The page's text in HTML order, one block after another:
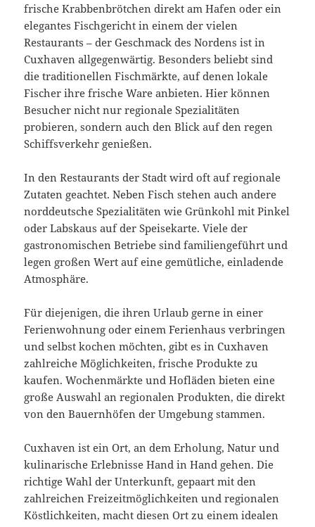
frische Krabbenbrötchen direkt am Hafen oder ein
elegantes Fischgericht in einem der vielen
Restaurants – der Geschmack des Nordens ist in
Cuxhaven allgegenwärtig. Besonders beliebt sind
die traditionellen Fischmärkte, auf denen lokale
Fischer ihre frische Ware anbieten. Hier können
Besucher nicht nur regionale Spezialitäten
probieren, sondern auch den Blick auf den regen
Schiffsverkehr genießen.
In den Restaurants der Stadt wird oft auf regionale
Zutaten geachtet. Neben Fisch stehen auch andere
norddeutsche Spezialitäten wie Grünkohl mit Pinkel
oder Labskaus auf der Speisekarte. Viele der
gastronomischen Betriebe sind familiengeführt und
legen großen Wert auf eine gemütliche, einladende
Atmosphäre.
Für diejenigen, die ihren Urlaub gerne in einer
Ferienwohnung oder einem Ferienhaus verbringen
und selbst kochen möchten, gibt es in Cuxhaven
zahlreiche Möglichkeiten, frische Produkte zu
kaufen. Wochenmärkte und Hofläden bieten eine
große Auswahl an regionalen Produkten, die direkt
von den Bauernhöfen der Umgebung stammen.
Cuxhaven ist ein Ort, an dem Erholung, Natur und
kulinarische Erlebnisse Hand in Hand gehen. Die
richtige Wahl der Unterkunft, gepaart mit den
zahlreichen Freizeitmöglichkeiten und regionalen
Köstlichkeiten, macht diesen Ort zu einem idealen